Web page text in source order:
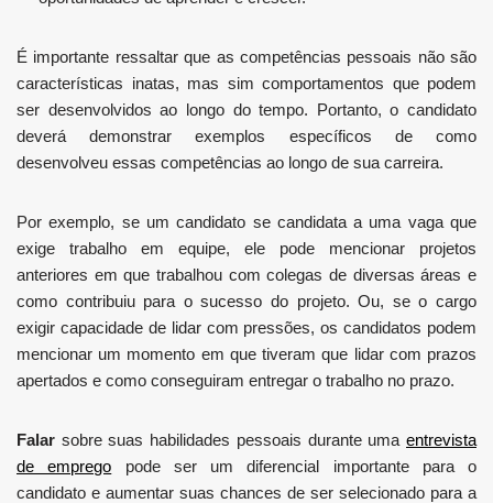
É importante ressaltar que as competências pessoais não são
características inatas, mas sim comportamentos que podem
ser desenvolvidos ao longo do tempo. Portanto, o candidato
deverá demonstrar exemplos específicos de como
desenvolveu essas competências ao longo de sua carreira.
Por exemplo, se um candidato se candidata a uma vaga que
exige trabalho em equipe, ele pode mencionar projetos
anteriores em que trabalhou com colegas de diversas áreas e
como contribuiu para o sucesso do projeto. Ou, se o cargo
exigir capacidade de lidar com pressões, os candidatos podem
mencionar um momento em que tiveram que lidar com prazos
apertados e como conseguiram entregar o trabalho no prazo.
Falar sobre suas habilidades pessoais durante uma entrevista
de emprego pode ser um diferencial importante para o
candidato e aumentar suas chances de ser selecionado para a